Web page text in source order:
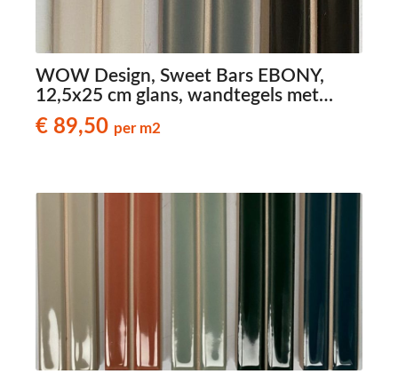
WOW Design, Sweet Bars EBONY,
12,5x25 cm glans, wandtegels met
reliëf
€ 89,50 per m2